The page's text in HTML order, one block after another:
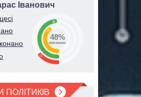
Іванович
13
48
39
48%
виконано
ПОЛІТИКІВ